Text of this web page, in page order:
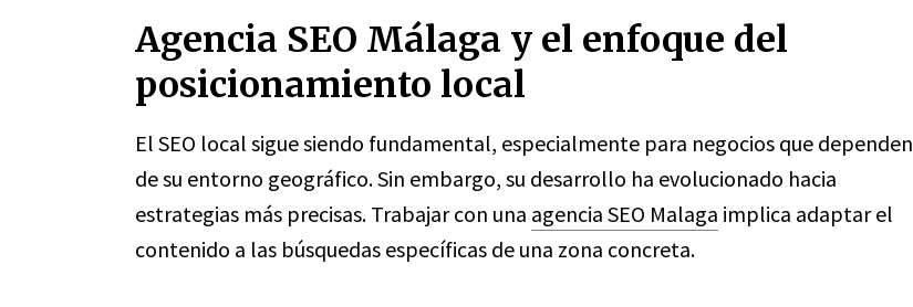
Agencia SEO Málaga y el enfoque del
posicionamiento local
El SEO local sigue siendo fundamental, especialmente para negocios que dependen
de su entorno geográfico. Sin embargo, su desarrollo ha evolucionado hacia
estrategias más precisas. Trabajar con una agencia SEO Malaga implica adaptar el
contenido a las búsquedas específicas de una zona concreta.